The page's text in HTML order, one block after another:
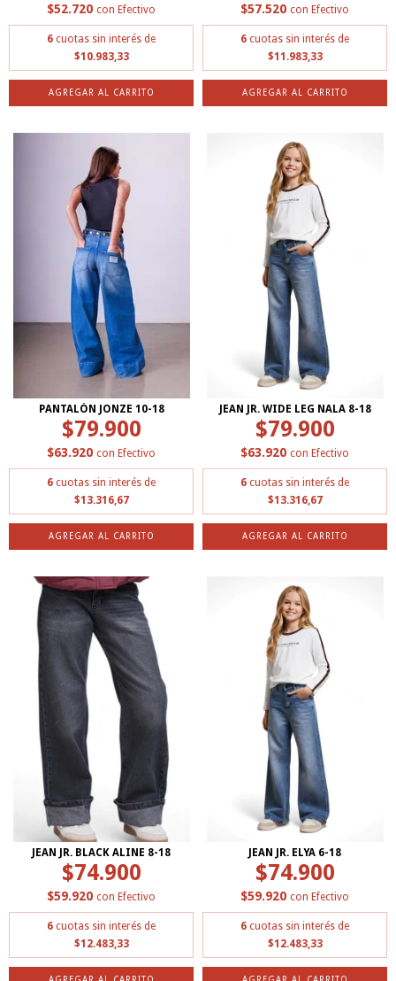
$52.720 con Efectivo
6 cuotas sin interés de
$10.983,33
AGREGAR AL CARRITO
$57.520 con Efectivo
6 cuotas sin interés de
$11.983,33
AGREGAR AL CARRITO
PANTALÓN JONZE 10-18
$79.900
$63.920 con Efectivo
6 cuotas sin interés de
$13.316,67
AGREGAR AL CARRITO
JEAN JR. WIDE LEG NALA 8-18
$79.900
$63.920 con Efectivo
6 cuotas sin interés de
$13.316,67
AGREGAR AL CARRITO
JEAN JR. BLACK ALINE 8-18
$74.900
$59.920 con Efectivo
6 cuotas sin interés de
$12.483,33
JEAN JR. ELYA 6-18
$74.900
$59.920 con Efectivo
6 cuotas sin interés de
$12.483,33